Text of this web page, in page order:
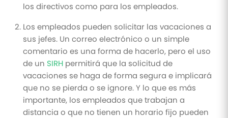
los directivos como para los empleados.
Los empleados pueden solicitar las vacaciones a
sus jefes. Un correo electrónico o un simple
comentario es una forma de hacerlo, pero el uso
de un SIRH permitirá que la solicitud de
vacaciones se haga de forma segura e implicará
que no se pierda o se ignore. Y lo que es más
importante, los empleados que trabajan a
distancia o que no tienen un horario fijo pueden